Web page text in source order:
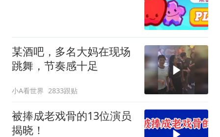
某酒吧，多名大妈在现场
跳舞，节奏感十足
小A看世界 2833跟贴
被捧成老戏骨的13位演员
揭晓！